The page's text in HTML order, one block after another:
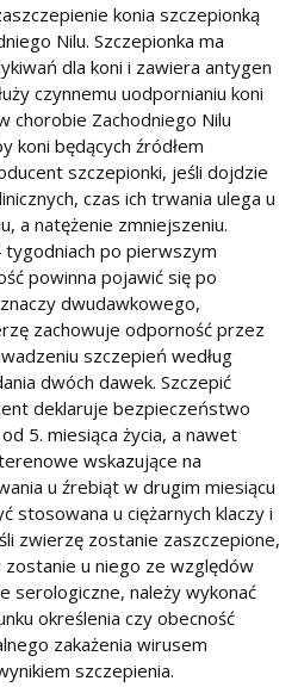
konia szczepionką
Nilu. Szczepionka ma
dla koni i zawiera antygen
czynnemu uodpornianiu koni
chorobie Zachodniego Nilu
koni będących źródłem
szczepionki, jeśli dojdzie
czas ich trwania ulega u
a natężenie zmniejszeniu.
po pierwszym
powinna pojawić się po
dwudawkowego,
zachowuje odporność przez
szczepień według
dwóch dawek. Szczepić
deklaruje bezpieczeństwo
5. miesiąca życia, a nawet
wskazujące na
u źrebiąt w drugim miesiącu
stosowana u ciężarnych klaczy i
zwierzę zostanie zaszczepione,
u niego ze względów
serologiczne, należy wykonać
określenia czy obecność
zakażenia wirusem
szczepienia.